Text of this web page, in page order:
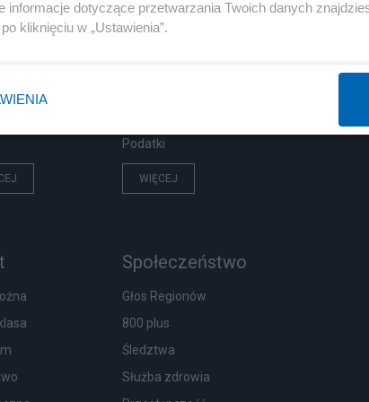
Biznes
Podatki
WIĘCEJ
Społeczeństwo
Głos Regionów
800 plus
Śledztwa
Służba zdrowia
informacje dotyczące przetwarzania Twoich danych
kliknięciu w „Ustawienia”.